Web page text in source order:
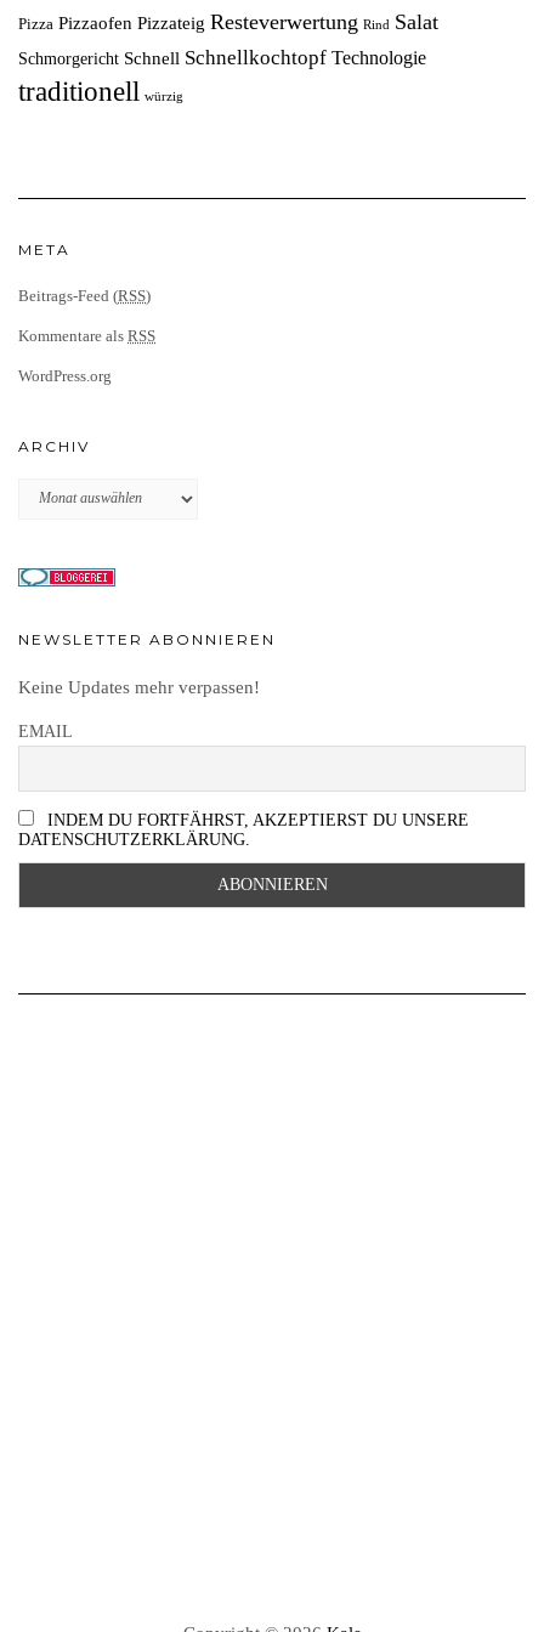
Pizza Pizzaofen Pizzateig Resteverwertung Rind Salat
Schmorgericht Schnell Schnellkochtopf Technologie
traditionell würzig
META
Beitrags-Feed (RSS)
Kommentare als RSS
WordPress.org
ARCHIV
Archiv
NEWSLETTER ABONNIEREN
Keine Updates mehr verpassen!
EMAIL
INDEM DU FORTFÄHRST, AKZEPTIERST DU UNSERE
DATENSCHUTZERKLÄRUNG.